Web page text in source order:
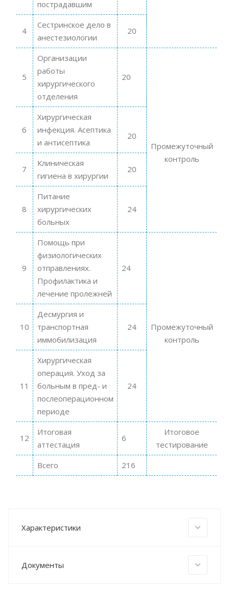
пострадавшим
4
Сестринское дело в
анестезиологии
20
5
Организации
работы
хирургического
отделения
20
Промежуточный
контроль
6
Хирургическая
инфекция. Асептика
и антисептика
20
7
Клиническая
гигиена в хирургии
20
8
Питание
хирургических
больных
24
9
Помощь при
физиологических
отправлениях.
Профилактика и
лечение пролежней
24
Промежуточный
контроль
10
Десмургия и
транспортная
иммобилизация
24
11
Хирургическая
операция. Уход за
больным в пред- и
послеоперационном
периоде
24
12
Итоговая
аттестация
6
Итоговое
тестирование
Всего
216
Характеристики
Документы